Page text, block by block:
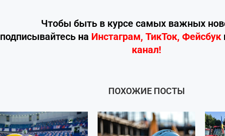
Чтобы быть в курсе самых важных
подписывайтесь на Инстаграм, ТикТок, Фейсбук
канал!
ПОХОЖИЕ ПОСТЫ